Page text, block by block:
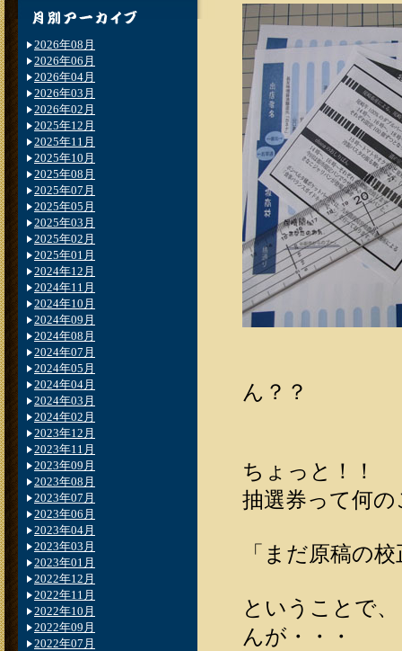
ん？？
ちょっと！！
抽選券って何
「まだ原稿の
ということで
んが・・・
2026年08月
2026年06月
2026年04月
2026年03月
2026年02月
2025年12月
2025年11月
2025年10月
2025年08月
2025年07月
2025年05月
2025年03月
2025年02月
2025年01月
2024年12月
2024年11月
2024年10月
2024年09月
2024年08月
2024年07月
2024年05月
2024年04月
2024年03月
2024年02月
2023年12月
2023年11月
2023年09月
2023年08月
2023年07月
2023年06月
2023年04月
2023年03月
2023年01月
2022年12月
2022年11月
2022年10月
2022年09月
2022年07月